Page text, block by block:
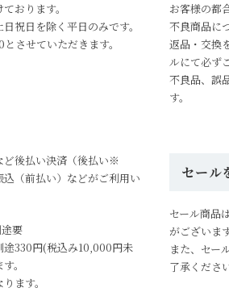
おります。
祝日を除く平日のみです。
させていただきます。
ど後払い決済（後払い※
（前払い）などがご利用い
要
330円(税込み10,000円未
。
ます。
お客様の都
不良商品に
返品・交換
ルにて必ず
不良品、誤
す。
セール
セール商品
がございます
また、セー
了承ください